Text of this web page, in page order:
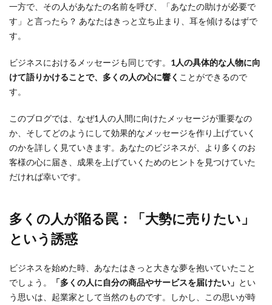
一方で、その人があなたの名前を呼び、「あなたの助けが必要で
す」と言ったら？ あなたはきっと立ち止まり、耳を傾けるはずで
す。
ビジネスにおけるメッセージも同じです。 1人の具体的な人物に向
けて語りかけることで、多くの人の心に響く ことができるので
す。
このブログでは、なぜ1人の人間に向けたメッセージが重要なの
か、そしてどのようにして効果的なメッセージを作り上げていく
のかを詳しく見ていきます。あなたのビジネスが、より多くのお
客様の心に届き、成果を上げていくためのヒントを見つけていた
だければ幸いです。
多くの人が陥る罠：「大勢に売りたい」
という誘惑
ビジネスを始めた時、あなたはきっと大きな夢を抱いていたこと
でしょう。
「多くの人に自分の商品やサービスを届けたい」 とい
う思いは、起業家として当然のものです。しかし、この思いが時